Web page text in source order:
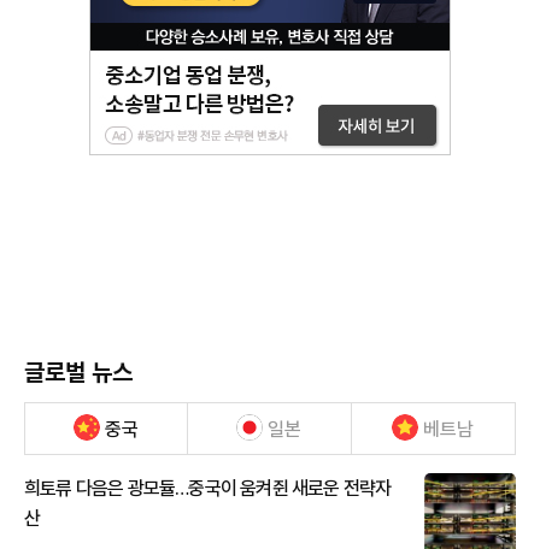
글로벌 뉴스
중국 일본 베트남
희토류 다음은 광모듈…중국이 움켜쥔 새로운 전략자
산